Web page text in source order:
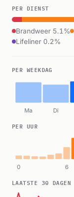
PER DIENST
Brandweer 5.1%
Lifeliner 0.2%
PER WEEKDAG
Ma Di
PER UUR
0 6
LAATSTE 30 DAGEN